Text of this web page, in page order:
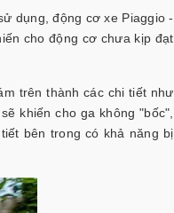
dụng, động cơ xe Piaggio -
cho động cơ chưa kịp đạt
trên thành các chi tiết như
khiến cho ga không "bốc",
bên trong có khả năng bị